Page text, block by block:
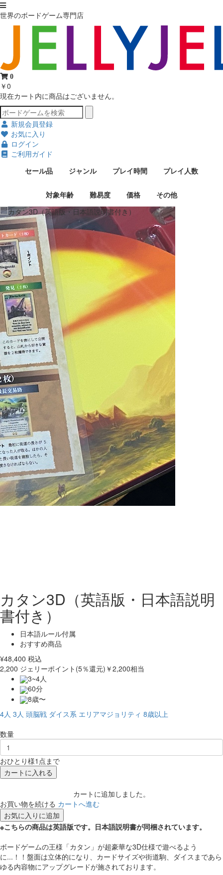
世界のボードゲーム専門店
0
￥0
現在カート内に商品はございません。
新規会員登録
お気に入り
ログイン
ご利用ガイド
セール品
ジャンル プレイ時間 プレイ人数
対象年齢 難易度 価格 その他
カタン3D（英語版・日本語説明
書付き）
日本語ルール付属
おすすめ商品
¥48,400 税込
2,200 ジェリーポイント(5％還元) ￥2,200相当
3~4人
60分
8歳〜
4人 3人 頭脳戦 ダイス系 エリアマジョリティ 8歳以上
数量
おひとり様1点まで
カートに入れる
カートに追加しました。
お買い物を続ける カートへ進む
お気に入りに追加
※こちらの商品は英語版です。日本語説明書が同梱されています。
ボードゲームの王様「カタン」が超豪華な3D仕様で遊べるよう
に...！！盤面は立体的になり、カードサイズや街道駒、ダイスまであら
ゆる内容物にアップグレードが施されております。